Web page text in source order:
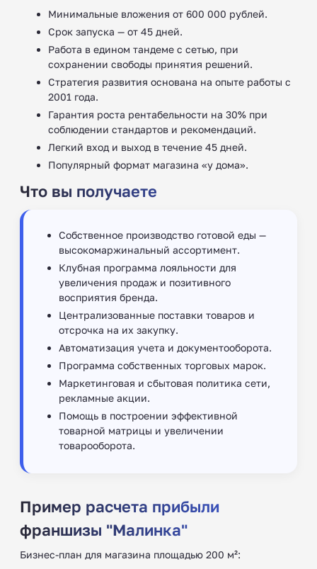
Минимальные вложения от 600 000 рублей.
Срок запуска — от 45 дней.
Работа в едином тандеме с сетью, при
сохранении свободы принятия решений.
Стратегия развития основана на опыте работы с
2001 года.
Гарантия роста рентабельности на 30% при
соблюдении стандартов и рекомендаций.
Легкий вход и выход в течение 45 дней.
Популярный формат магазина «у дома».
Что вы получаете
Собственное производство готовой еды —
высокомаржинальный ассортимент.
Клубная программа лояльности для
увеличения продаж и позитивного
восприятия бренда.
Централизованные поставки товаров и
отсрочка на их закупку.
Автоматизация учета и документооборота.
Программа собственных торговых марок.
Маркетинговая и сбытовая политика сети,
рекламные акции.
Помощь в построении эффективной
товарной матрицы и увеличении
товарооборота.
Пример расчета прибыли
франшизы "Малинка"
Бизнес-план для магазина площадью 200 м²: